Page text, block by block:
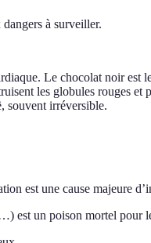
à surveiller.
Le chocolat noir est
les globules rouges et
souvent irréversible.
est une cause majeure
un poison mortel pour le